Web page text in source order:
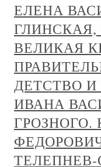
ЕЛЕНА
ВЕЛИКАЯ
ДЕТСТВО И
ИВАНА
ГРОЗНОГО.